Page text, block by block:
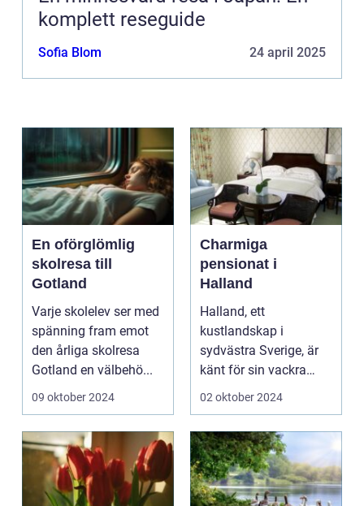
komplett reseguide
Sofia Blom 24 april 2025
En oförglömlig
skolresa till
Gotland
Varje skolelev ser med
spänning fram emot
den årliga skolresa
Gotland en välbehö...
09 oktober 2024
Charmiga
pensionat i
Halland
Halland, ett
kustlandskap i
sydvästra Sverige, är
känt för sin vackra
natur, långa
02 oktober 2024